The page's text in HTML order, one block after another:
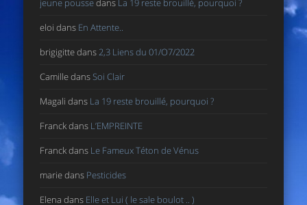
jeune poussedans La 19 reste brouillé, pourquoi ?
eloi dans En Attente..
brigigittedans2,3 Liens du 01/O7/2022
CamilledansSoi Clair
Magali dans La 19 reste brouillé, pourquoi ?
Franckdans L’EMPREINTE
Franckdans Le Fameux Téton de Vénus
mariedans Pesticides
Elena dans Elle et Lui ( le sale boulot .. )